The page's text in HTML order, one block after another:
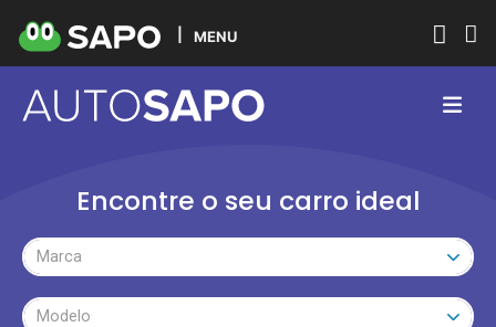
MENU
Encontre o seu carro ideal
Marca
Modelo